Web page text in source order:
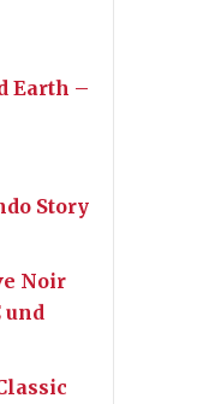
Earth –
Story
Noir
und